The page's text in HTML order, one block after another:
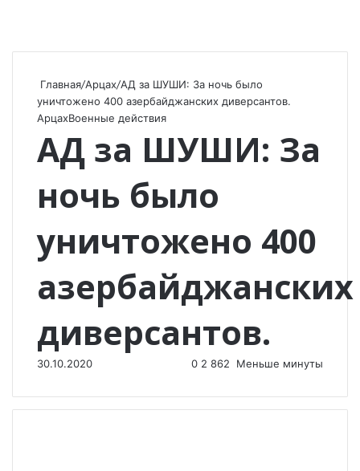
Главная/Арцах/АД за ШУШИ: За ночь было
уничтожено 400 азербайджанских диверсантов.
АрцахВоенные действия
АД за ШУШИ: За
ночь было
уничтожено 400
азербайджанских
диверсантов.
30.10.2020 0 2 862 Меньше минуты